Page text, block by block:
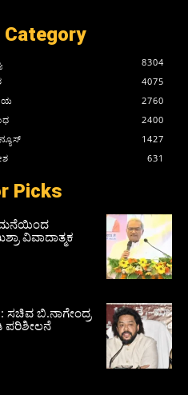
Category
8304
4075
2760
2400
1427
631
Picks
ಮನೆಯಿಂದ
ವಿವಾದಾತ್ಮಕ
ಬಿ.ನಾಗೇಂದ್ರ